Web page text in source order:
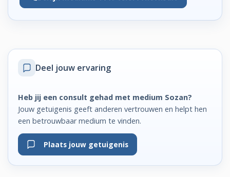
Deel jouw ervaring
Heb jij een consult gehad met medium Sozan?
Jouw getuigenis geeft anderen vertrouwen en helpt hen
een betrouwbaar medium te vinden.
Plaats jouw getuigenis